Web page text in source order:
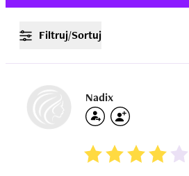
Filtruj/Sortuj
Nadix